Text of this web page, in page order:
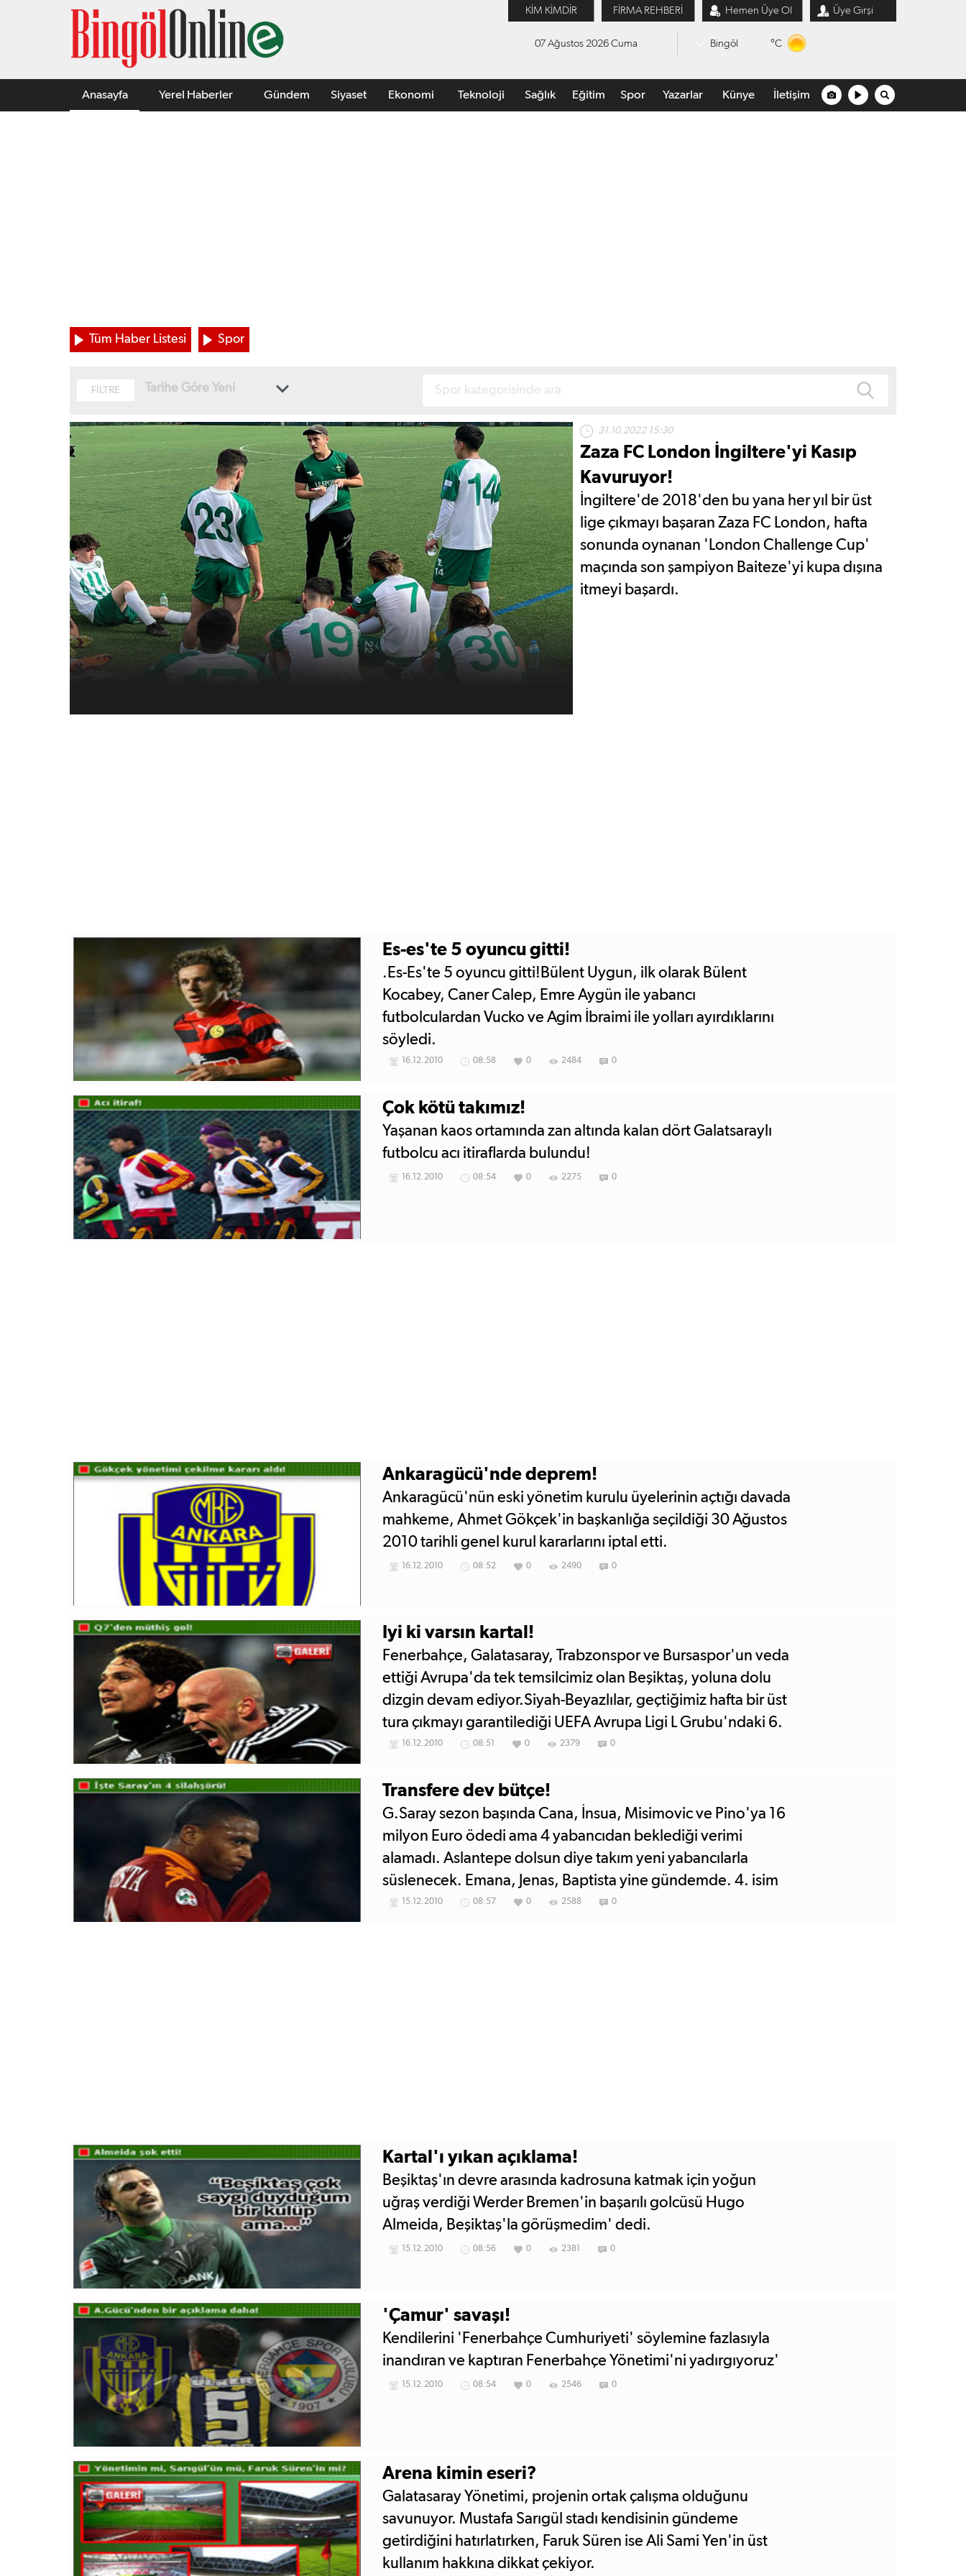
KİM KİMDİR FİRMA REHBERİ Hemen Üye Ol Üye Girşi
07 Ağustos 2026 Cuma Bingöl °C
Anasayfa Yerel Haberler Gündem Siyaset Ekonomi Teknoloji Sağlık Eğitim Spor Yazarlar Künye İletişim
Tüm Haber Listesi Spor
FİLTRE Tarihe Göre Yeni
31.10.2022 15:30
Zaza FC London İngiltere'yi Kasıp
Kavuruyor!
İngiltere'de 2018'den bu yana her yıl bir üst
lige çıkmayı başaran Zaza FC London, hafta
sonunda oynanan 'London Challenge Cup'
maçında son şampiyon Baiteze'yi kupa dışına
itmeyi başardı.
Es-es'te 5 oyuncu gitti!
.Es-Es'te 5 oyuncu gitti!Bülent Uygun, ilk olarak Bülent
Kocabey, Caner Calep, Emre Aygün ile yabancı
futbolculardan Vucko ve Agim İbraimi ile yolları ayırdıklarını
söyledi.
16.12.2010 08:58 0 2484 0
Çok kötü takımız!
Yaşanan kaos ortamında zan altında kalan dört Galatsaraylı
futbolcu acı itiraflarda bulundu!
16.12.2010 08:54 0 2275 0
Ankaragücü'nde deprem!
Ankaragücü'nün eski yönetim kurulu üyelerinin açtığı davada
mahkeme, Ahmet Gökçek'in başkanlığa seçildiği 30 Ağustos
2010 tarihli genel kurul kararlarını iptal etti.
16.12.2010 08:52 0 2490 0
Iyi ki varsın kartal!
Fenerbahçe, Galatasaray, Trabzonspor ve Bursaspor'un veda
ettiği Avrupa'da tek temsilcimiz olan Beşiktaş, yoluna dolu
dizgin devam ediyor.Siyah-Beyazlılar, geçtiğimiz hafta bir üst
tura çıkmayı garantilediği UEFA Avrupa Ligi L Grubu'ndaki 6.
ve son maçında Rapid Wien'i 2-0'lık rahat bir skorla geçerek
elenmesinin ardından Avrupa'da yüzümüzü güldüren tek
takımımız oldu.
16.12.2010 08:51 0 2379 0
Transfere dev bütçe!
G.Saray sezon başında Cana, İnsua, Misimovic ve Pino'ya 16
milyon Euro ödedi ama 4 yabancıdan beklediği verimi
alamadı. Aslantepe dolsun diye takım yeni yabancılarla
süslenecek. Emana, Jenas, Baptista yine gündemde. 4. isim
sürpriz.
15.12.2010 08:57 0 2588 0
Kartal'ı yıkan açıklama!
Beşiktaş'ın devre arasında kadrosuna katmak için yoğun
uğraş verdiği Werder Bremen'in başarılı golcüsü Hugo
Almeida, Beşiktaş'la görüşmedim' dedi.
15.12.2010 08:56 0 2381 0
'Çamur' savaşı!
Kendilerini 'Fenerbahçe Cumhuriyeti' söylemine fazlasıyla
inandıran ve kaptıran Fenerbahçe Yönetimi'ni yadırgıyoruz'
15.12.2010 08:54 0 2546 0
Arena kimin eseri?
Galatasaray Yönetimi, projenin ortak çalışma olduğunu
savunuyor. Mustafa Sarıgül stadı kendisinin gündeme
getirdiğini hatırlatırken, Faruk Süren ise Ali Sami Yen'in üst
kullanım hakkına dikkat çekiyor.